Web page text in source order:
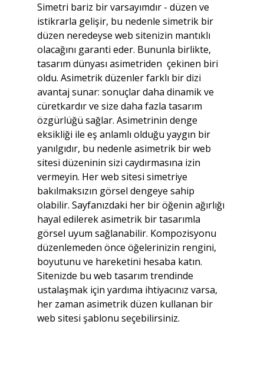
Simetri bariz bir varsayımdır - düzen ve
istikrarla gelişir, bu nedenle simetrik bir
düzen neredeyse web sitenizin mantıklı
olacağını garanti eder. Bununla birlikte,
tasarım dünyası asimetriden  çekinen biri
oldu. Asimetrik düzenler farklı bir dizi
avantaj sunar: sonuçlar daha dinamik ve
cüretkardır ve size daha fazla tasarım
özgürlüğü sağlar. Asimetrinin denge
eksikliği ile eş anlamlı olduğu yaygın bir
yanılgıdır, bu nedenle asimetrik bir web
sitesi düzeninin sizi caydırmasına izin
vermeyin. Her web sitesi simetriye
bakılmaksızın görsel dengeye sahip
olabilir. Sayfanızdaki her bir öğenin ağırlığı
hayal edilerek asimetrik bir tasarımla
görsel uyum sağlanabilir. Kompozisyonu
düzenlemeden önce öğelerinizin rengini,
boyutunu ve hareketini hesaba katın.
Sitenizde bu web tasarım trendinde
ustalaşmak için yardıma ihtiyacınız varsa,
her zaman asimetrik düzen kullanan bir
web sitesi şablonu seçebilirsiniz.